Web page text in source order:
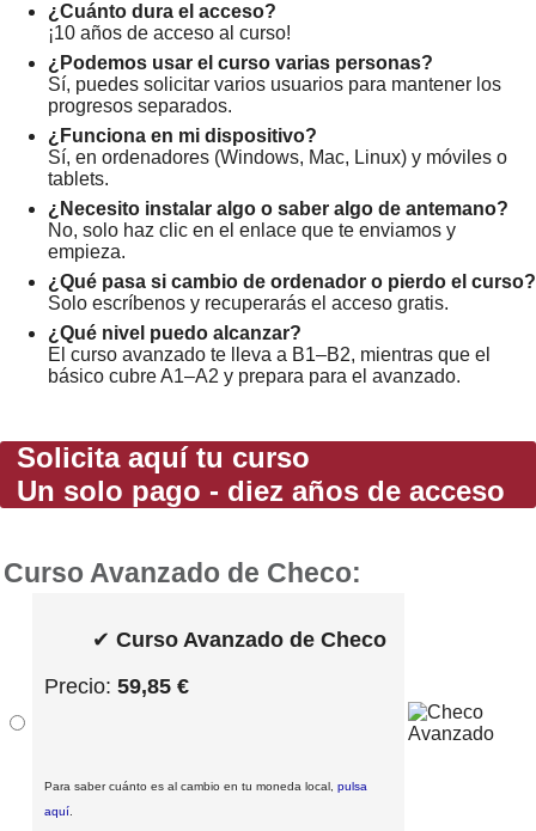
¿Cuánto dura el acceso?
¡10 años de acceso al curso!
¿Podemos usar el curso varias personas?
Sí, puedes solicitar varios usuarios para mantener los
progresos separados.
¿Funciona en mi dispositivo?
Sí, en ordenadores (Windows, Mac, Linux) y móviles o
tablets.
¿Necesito instalar algo o saber algo de antemano?
No, solo haz clic en el enlace que te enviamos y
empieza.
¿Qué pasa si cambio de ordenador o pierdo el curso?
Solo escríbenos y recuperarás el acceso gratis.
¿Qué nivel puedo alcanzar?
El curso avanzado te lleva a B1–B2, mientras que el
básico cubre A1–A2 y prepara para el avanzado.
Solicita aquí tu curso
Un solo pago - diez años de acceso
Curso Avanzado de Checo:
✔ Curso Avanzado de Checo
Precio: 59,85 €
Para saber cuánto es al cambio en tu moneda local, pulsa
aquí.